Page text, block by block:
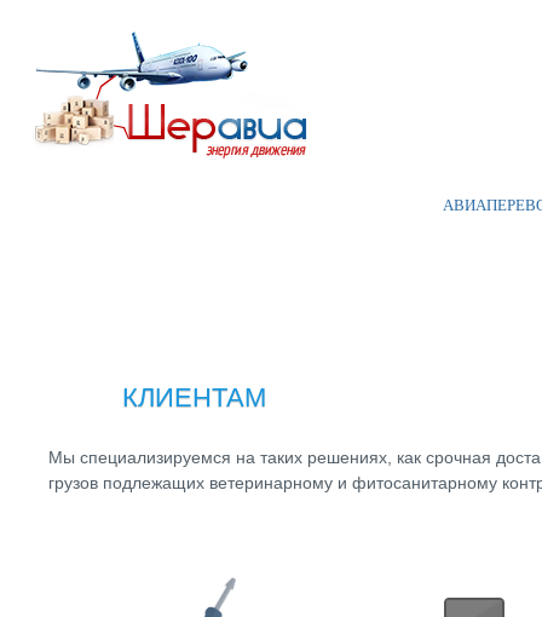
КЛИЕНТАМ
Мы специализируемся на таких решениях, как срочная
грузов подлежащих ветеринарному и фитосанитарному